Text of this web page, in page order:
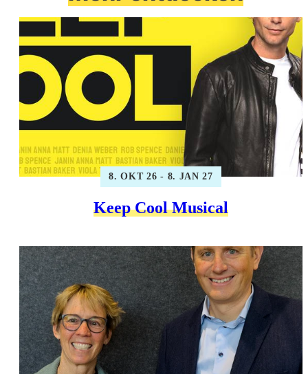
8. OKT 26 - 8. JAN 27
Keep Cool Musical